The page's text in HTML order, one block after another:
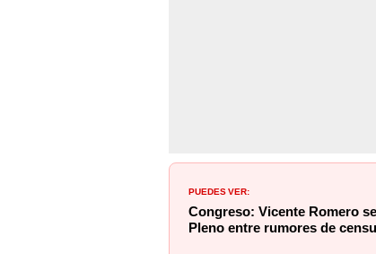
PUEDES VER:
Congreso: Vicente Romero
Pleno entre rumores de